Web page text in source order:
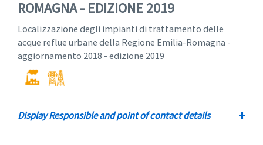
ROMAGNA - EDIZIONE 2019
Localizzazione degli impianti di trattamento delle
acque reflue urbane della Regione Emilia-Romagna -
aggiornamento 2018 - edizione 2019
Display Responsible and point of contact details +